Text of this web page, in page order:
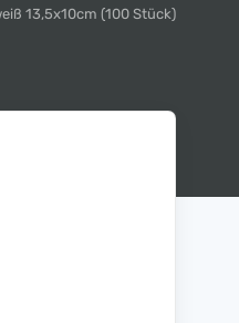
13,5x10cm (100 Stück)